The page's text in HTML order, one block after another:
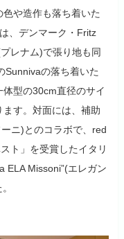
や造作も落ち着いた
、デンマーク・Fritz
レナム)で張り地も同
Sunnivaの落ち着いた
型の30cm直径のサイ
ます。対面には、補助
ニ)とのコラボで、red
ト」を受賞したイタリ
ELA Missoni”(エレガン